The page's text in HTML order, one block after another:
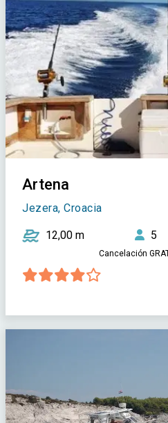
Artena
Jezera, Croacia
12,00 m 5
Cancelación